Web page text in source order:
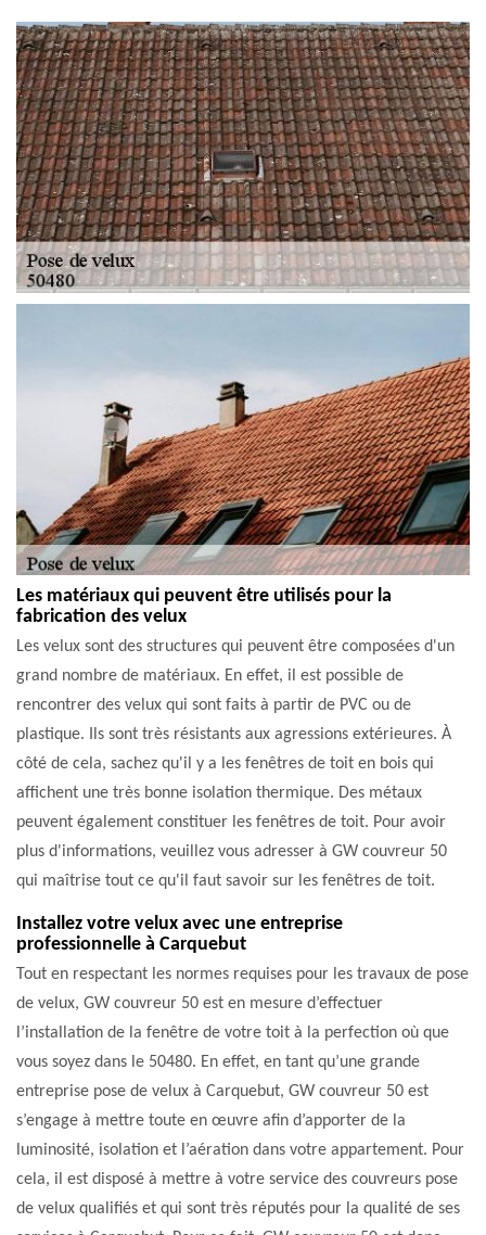
Les matériaux qui peuvent être utilisés pour la
fabrication des velux
Les velux sont des structures qui peuvent être composées d'un
grand nombre de matériaux. En effet, il est possible de
rencontrer des velux qui sont faits à partir de PVC ou de
plastique. Ils sont très résistants aux agressions extérieures. À
côté de cela, sachez qu'il y a les fenêtres de toit en bois qui
affichent une très bonne isolation thermique. Des métaux
peuvent également constituer les fenêtres de toit. Pour avoir
plus d'informations, veuillez vous adresser à GW couvreur 50
qui maîtrise tout ce qu'il faut savoir sur les fenêtres de toit.
Installez votre velux avec une entreprise
professionnelle à Carquebut
Tout en respectant les normes requises pour les travaux de pose
de velux, GW couvreur 50 est en mesure d’effectuer
l’installation de la fenêtre de votre toit à la perfection où que
vous soyez dans le 50480. En effet, en tant qu’une grande
entreprise pose de velux à Carquebut, GW couvreur 50 est
s’engage à mettre toute en œuvre afin d’apporter de la
luminosité, isolation et l’aération dans votre appartement. Pour
cela, il est disposé à mettre à votre service des couvreurs pose
de velux qualifiés et qui sont très réputés pour la qualité de ses